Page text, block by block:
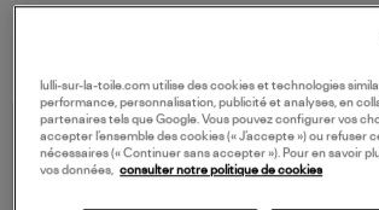
lulli-sur-la-toile.com utilise des cookies et technologies
performance, personnalisation, publicité et analyses, en
partenaires tels que Google. Vous pouvez configurer vos
accepter l’ensemble des cookies (« J’accepte ») ou refuser
nécessaires (« Continuer sans accepter »). Pour en savoir
vos données, consulter notre politique de cookies